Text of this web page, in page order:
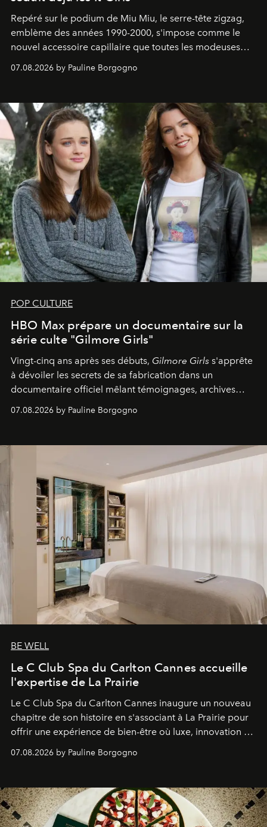
Repéré sur le podium de Miu Miu, le serre-tête zigzag,
emblème des années 1990-2000, s'impose comme le
nouvel accessoire capillaire que toutes les modeuses
07.08.2026 by Pauline Borgogno
POP CULTURE
HBO Max prépare un documentaire sur la
série culte "Gilmore Girls"
Vingt-cinq ans après ses débuts, Gilmore Girls s'apprête
à dévoiler les secrets de sa fabrication dans un
documentaire officiel mêlant témoignages, archives
générationnel.
07.08.2026 by Pauline Borgogno
BE WELL
Le C Club Spa du Carlton Cannes accueille
l'expertise de La Prairie
Le C Club Spa du Carlton Cannes inaugure un nouveau
chapitre de son histoire en s'associant à La Prairie pour
offrir une expérience de bien-être où luxe, innovation et
07.08.2026 by Pauline Borgogno